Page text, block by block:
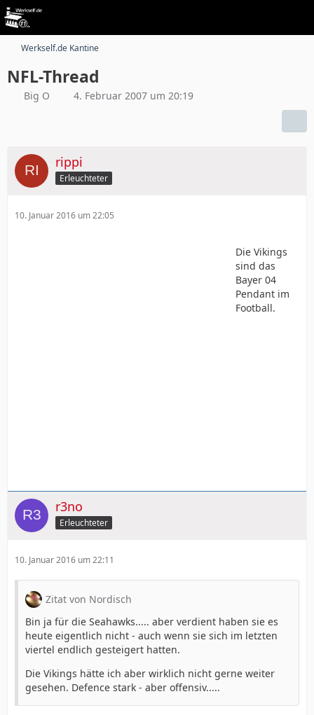
Werkself.de Kantine
NFL-Thread
Big O 4. Februar 2007 um 20:19
rippi
Erleuchteter
10. Januar 2016 um 22:05
Die Vikings
sind das
Bayer 04
Pendant im
Football.
r3no
Erleuchteter
10. Januar 2016 um 22:11
Zitat von Nordisch
Bin ja für die Seahawks..... aber verdient haben sie es
heute eigentlich nicht - auch wenn sie sich im letzten
viertel endlich gesteigert hatten.
Die Vikings hätte ich aber wirklich nicht gerne weiter
gesehen. Defence stark - aber offensiv.....